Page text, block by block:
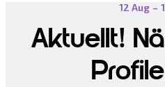
12 Aug –
Aktuellt!